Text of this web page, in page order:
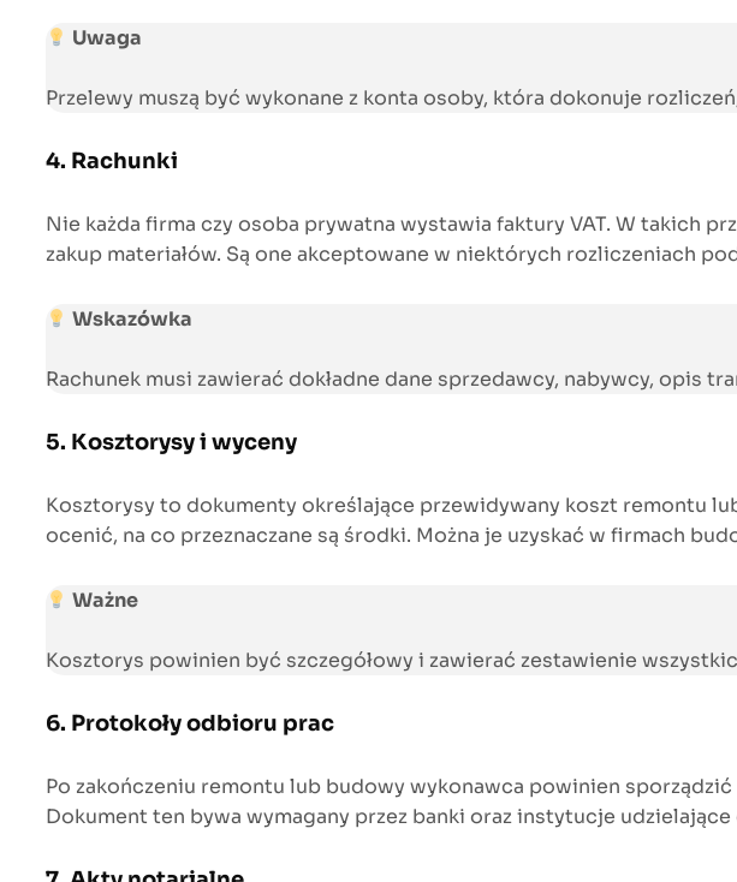
Uwaga
Przelewy muszą być wykonane z konta osoby, która dokonuje
4. Rachunki
Nie każda firma czy osoba prywatna wystawia faktury VAT. W takich
zakup materiałów. Są one akceptowane w niektórych rozliczeniach
Wskazówka
Rachunek musi zawierać dokładne dane sprzedawcy, nabywcy, opis
5. Kosztorysy i wyceny
Kosztorysy to dokumenty określające przewidywany koszt remontu
ocenić, na co przeznaczane są środki. Można je uzyskać w firmach
Ważne
Kosztorys powinien być szczegółowy i zawierać zestawienie
6. Protokoły odbioru prac
Po zakończeniu remontu lub budowy wykonawca powinien
Dokument ten bywa wymagany przez banki oraz instytucje